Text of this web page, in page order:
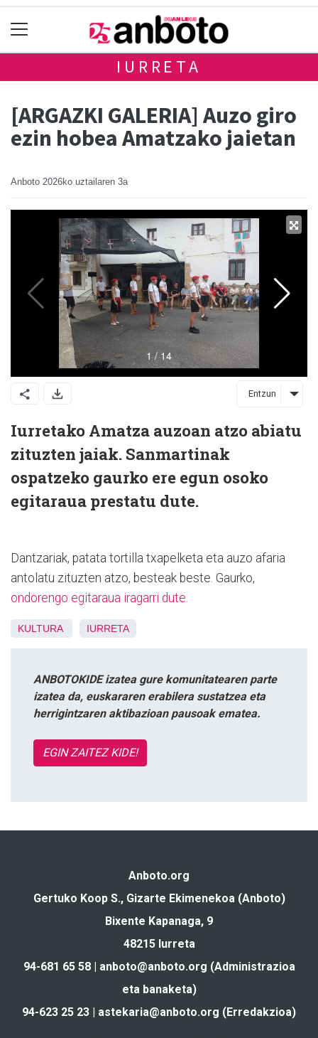
IURRETA
[ARGAZKI GALERIA] Auzo giro
ezin hobea Amatzako jaietan
Anboto 2026ko uztailaren 3a
Entzun
Iurretako Amatza auzoan atzo abiatu
zituzten jaiak. Sanmartinak
ospatzeko gaurko ere egun osoko
egitaraua prestatu dute.
Dantzariak, patata tortilla txapelketa eta auzo afaria
antolatu zituzten atzo, besteak beste. Gaurko,
ondorengo egitaraua iragarri dute.
KULTURA IURRETA
ANBOTOKIDE izatea gure komunitatearen parte
izatea da, euskararen erabilera sustatzea eta
herrigintzaren aktibazioan pausoak ematea.
EGIN ZAITEZ KIDE!
Anboto.org
Gertuko Koop S., Gizarte Ekimenekoa (Anboto)
Bixente Kapanaga, 9
48215 Iurreta
94-681 65 58 | anboto@anboto.org (Administrazioa
eta banaketa)
94-623 25 23 | astekaria@anboto.org (Erredakzioa)